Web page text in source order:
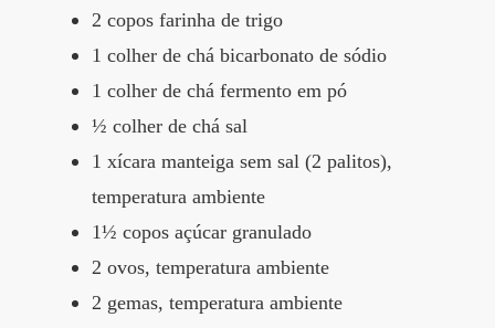
2 copos farinha de trigo
1 colher de chá bicarbonato de sódio
1 colher de chá fermento em pó
½ colher de chá sal
1 xícara manteiga sem sal (2 palitos),
temperatura ambiente
1½ copos açúcar granulado
2 ovos, temperatura ambiente
2 gemas, temperatura ambiente